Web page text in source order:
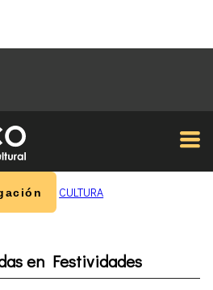
CULTURA
en Festividades